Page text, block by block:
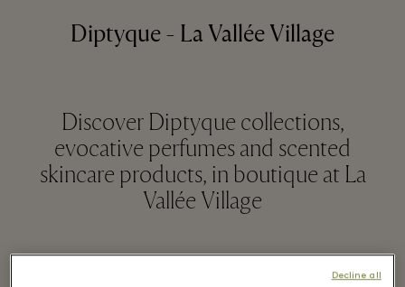
Diptyque - La Vallée Village
Discover Diptyque collections,
evocative perfumes and scented
skincare products, in boutique at La
Vallée Village
Decline all